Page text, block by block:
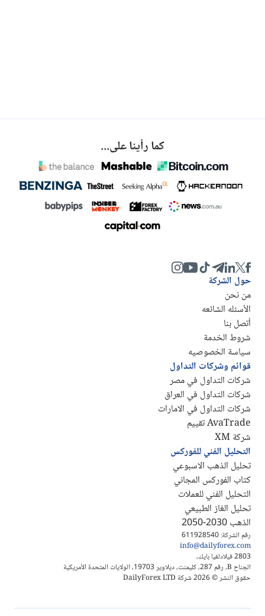
كما رأينا على...
رقم الشركة: 611928540
info@dailyforex.com
2803 فيلادلفيا بايك،
الجناح B، رقم 287، كليمنت، ديلاوير 19703، الولايات المتحدة الأمريكية
حقوق النشر © 2026 شركة DailyForex LTD
حول الشركة
من نحن
الأسئله الشائعه
أتصل بنا
شروط الخدمة
سياسة الخصوصيه
قوائم وشركات التداول
شركات التداول في مصر
شركات التداول في العراق
شركات التداول في الامارات
AvaTrade تقييم
شركة XM
التحليل الفني للفوركس
تحليل الذهب الاسبوعي
كتاب الفوركس المجاني
التحليل الفني للعملات
تحليل الغاز الطبيعي
الذهب 2030-2050